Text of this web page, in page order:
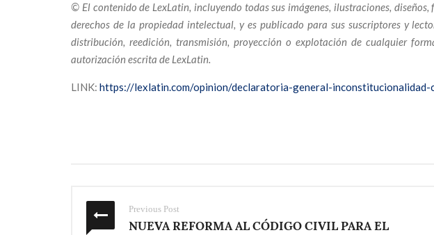
© El contenido de LexLatin, incluyendo todas sus imágenes, ilustraciones,
derechos de la propiedad intelectual, y es publicado para sus suscriptores y
distribución, reedición, transmisión, proyección o explotación de cualquier
autorización escrita de LexLatin.
LINK: https://lexlatin.com/opinion/declaratoria-general-inconstitucionalidad-
Previous Post
NUEVA REFORMA AL CÓDIGO CIVIL PARA EL